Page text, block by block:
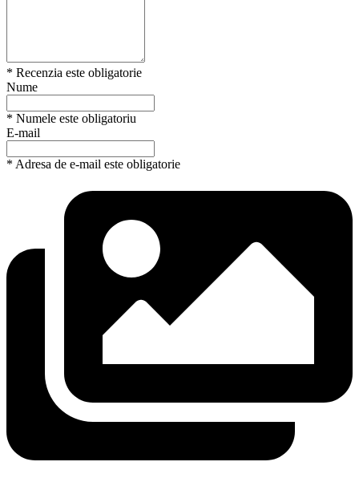
* Recenzia este obligatorie
Nume
* Numele este obligatoriu
E-mail
* Adresa de e-mail este obligatorie